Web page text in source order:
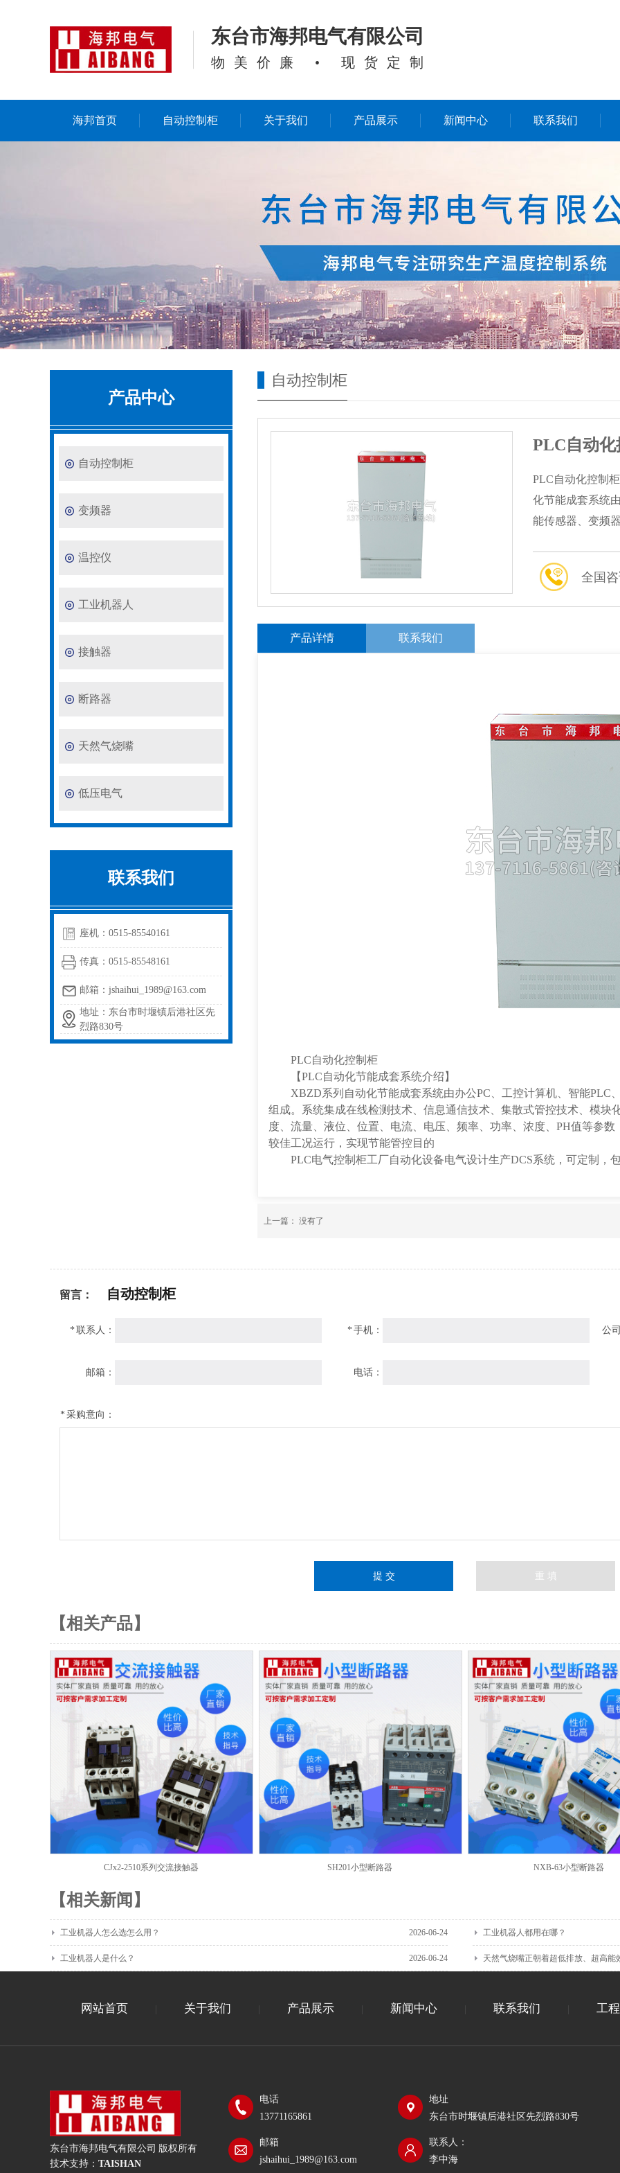
东台市海邦电气有限公司
物美价廉 • 现货定制
海邦首页 自动控制柜 关于我们 产品展示 新闻中心 联系我们
产品中心
自动控制柜
变频器
温控仪
工业机器人
接触器
断路器
天然气烧嘴
低压电气
联系我们
座机：0515-85540161
传真：0515-85548161
邮箱：jshaihui_1989@163.com
地址：东台市时堰镇后港社区先
烈路830号
自动控制柜
PLC自动化
PLC自动化控制
化节能成套系统
能传感器、变频
全国咨
产品详情 联系我们
PLC自动化控制柜
【PLC自动化节能成套系统介绍】
XBZD系列自动化节能成套系统由办公PC、工控计算机、智能PLC
组成。系统集成在线检测技术、信息通信技术、集散式管控技术、模块
度、流量、液位、位置、电流、电压、频率、功率、浓度、PH值等参
较佳工况运行，实现节能管控目的
PLC电气控制柜工厂自动化设备电气设计生产DCS系统，可定制，包
上一篇： 没有了
留言： 自动控制柜
*联系人： *手机： 公
邮箱： 电话：
*采购意向：
【相关产品】
CJx2-2510系列交流接触器 SH201小型断路器 NXB-63小型断路器
【相关新闻】
工业机器人怎么选怎么用？ 2026-06-24 工业机器人都用在哪？
工业机器人是什么？ 2026-06-24 天然气烧嘴正朝着超低排放、超高能
网站首页 关于我们 产品展示 新闻中心 联系我们 工
东台市海邦电气有限公司 版权所有
技术支持： TAISHAN
电话
13771165861
地址
东台市时堰镇后港社区先烈路830号
邮箱
jshaihui_1989@163.com
联系人：
李中海